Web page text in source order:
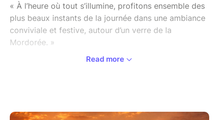
« À l’heure où tout s’illumine, profitons ensemble des
plus beaux instants de la journée dans une ambiance
conviviale et festive, autour d’un verre de la
Mordorée. »
Contact :
Read more